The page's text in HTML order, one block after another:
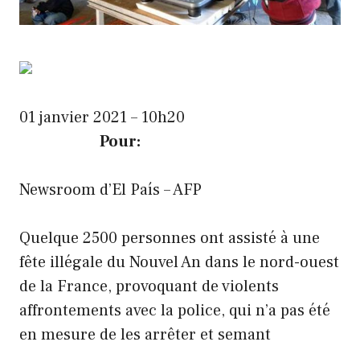
01 janvier 2021 – 10h20
Pour:
Newsroom d’El País – AFP
Quelque 2500 personnes ont assisté à une
fête illégale du Nouvel An dans le nord-ouest
de la France, provoquant de violents
affrontements avec la police, qui n’a pas été
en mesure de les arrêter et semant